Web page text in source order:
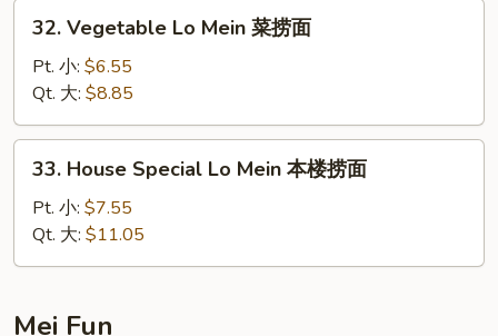
Vegetable
Mein
菜
捞
32. Vegetable Lo Mein 菜捞面
Pt. 小: $6.55
Qt. 大: $8.85
House
Special
Lo
Mein
楼
33. House Special Lo Mein 本楼捞面
Pt. 小: $7.55
Qt. 大: $11.05
Mei Fun